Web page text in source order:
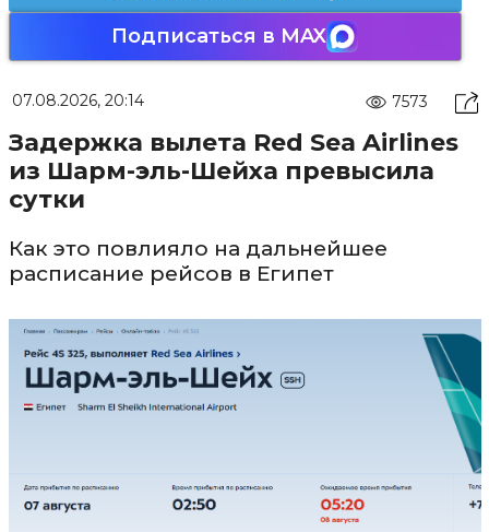
Подписаться в MAX
07.08.2026, 20:14 7573
Задержка вылета Red Sea Airlines
из Шарм-эль-Шейха превысила
сутки
Как это повлияло на дальнейшее
расписание рейсов в Египет